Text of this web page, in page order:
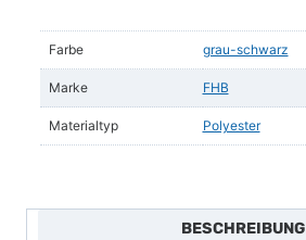
Farbe grau-schwarz
Marke FHB
Materialtyp Polyester
BESCHREIBUNG